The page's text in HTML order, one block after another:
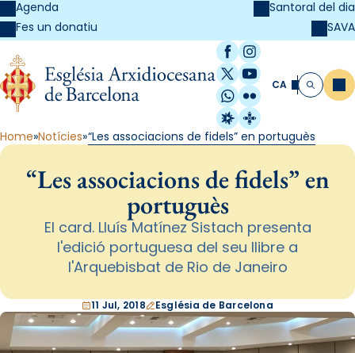
Agenda
Fes un donatiu
Santoral del dia
SAVA
Facebook
Instagram
X / Twitter
YouTube
WhatsApp
Flickr
Radio Estel
Catalunya
CA Cerca
Home Notícies “Les associacions de fidels” en portuguès
“Les associacions de fidels” en
portuguès
El card. Lluís Matínez Sistach presenta
l'edició portuguesa del seu llibre a
l'Arquebisbat de Rio de Janeiro
11 Jul, 2018 Església de Barcelona